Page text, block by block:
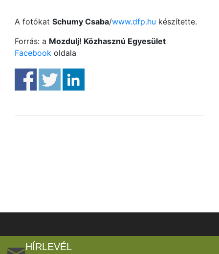
A fotókat Schumy Csaba/www.dfp.hu készítette.
Forrás: a Mozdulj! Közhasznú Egyesület
Facebook oldala
HÍRLEVÉL